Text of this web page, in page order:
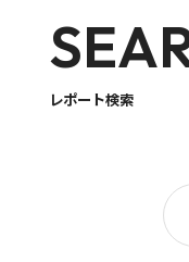
レポート検索